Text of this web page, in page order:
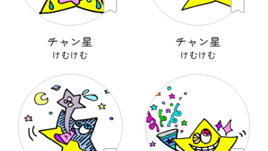
チャン星
けむけむ
チャン星
けむけむ